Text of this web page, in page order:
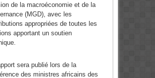
de la macroéconomie et de la
(MGD), avec les
appropriées de toutes les
apportant un soutien
sera publié lors de la
des ministres africains des